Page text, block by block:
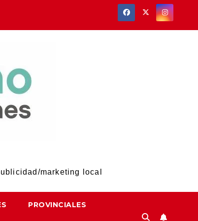
marketing local
PROVINCIALES